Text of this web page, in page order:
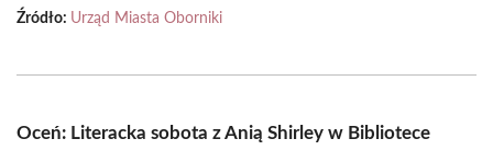
Źródło: Urząd Miasta Oborniki
Oceń: Literacka sobota z Anią Shirley w Bibliotece